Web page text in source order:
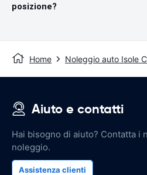
posizione?
Home Noleggio auto Isole
Aiuto e contatti
Hai bisogno di aiuto? Contatta i
noleggio.
Assistenza clienti